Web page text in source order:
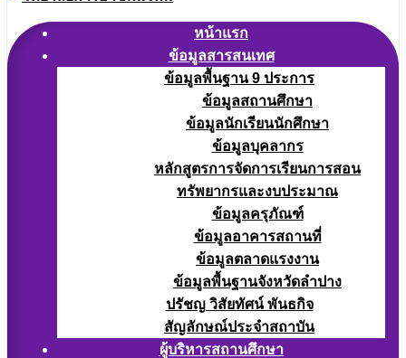
หน้าแรก
ข้อมูลสารสนเทศ
ข้อมูลพื้นฐาน 9 ประการ
ข้อมูลสถานศึกษา
ข้อมูลนักเรียนนักศึกษา
ข้อมูลบุคลากร
หลักสูตรการจัดการเรียนการสอน
ทรัพยากรและงบประมาณ
ข้อมูลครุภัณฑ์
ข้อมูลอาคารสถานที่
ข้อมูลตลาดแรงงาน
ข้อมูลพื้นฐานจังหวัดลำปาง
ปรัชญ วิสัยทัศน์ พันธกิจ
สัญลักษณ์ประจำสถาบัน
ผู้บริหารสถานศึกษา